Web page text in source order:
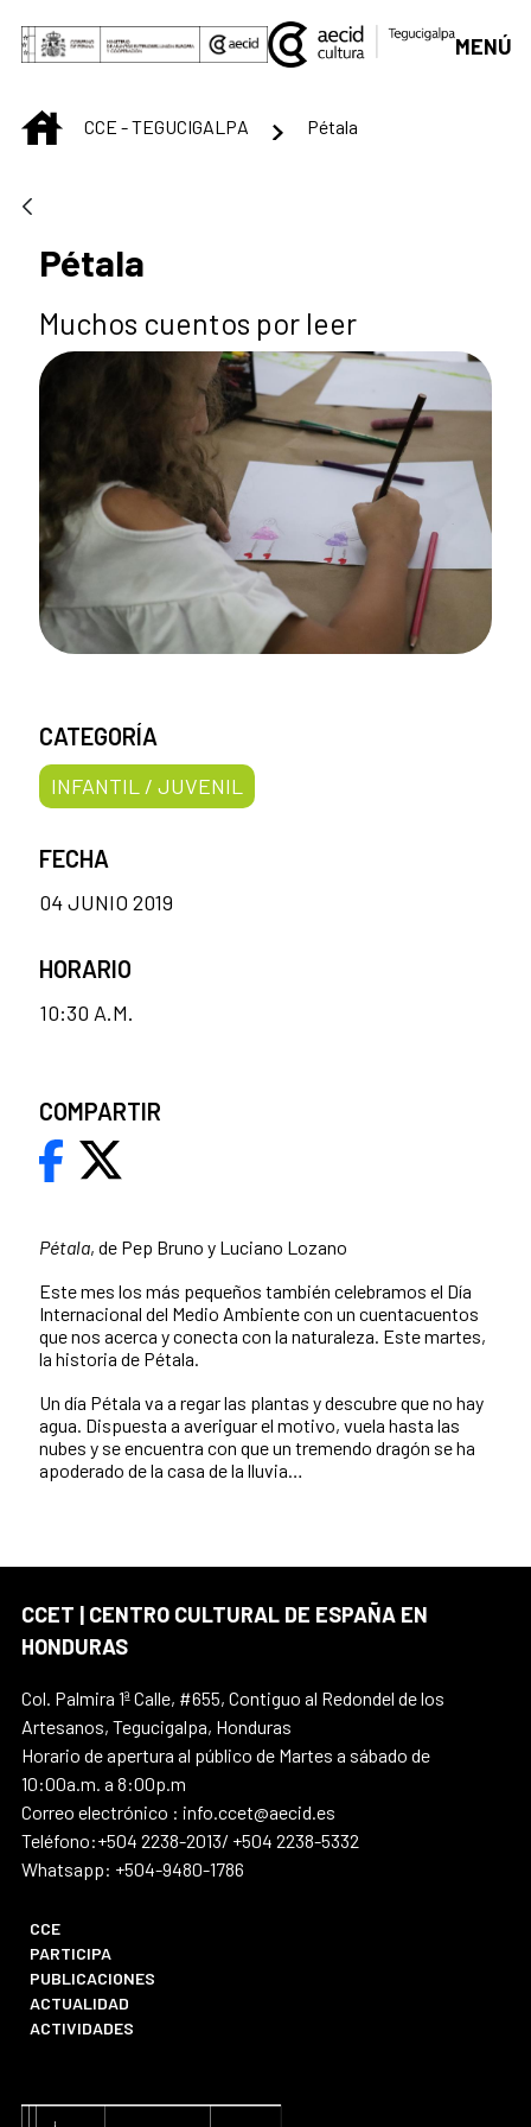
Saltar al contenido principal
MENÚ
INICIOCCE - TEGUCIGALPA Pétala
Pétala
Muchos cuentos por leer
Pétala, de Pep Bruno y Luciano Lozano
Este mes los más pequeños también celebramos el Día
Internacional del Medio Ambiente con un cuentacuentos
que nos acerca y conecta con la naturaleza. Este martes,
la historia de Pétala.
Un día Pétala va a regar las plantas y descubre que no hay
agua. Dispuesta a averiguar el motivo, vuela hasta las
nubes y se encuentra con que un tremendo dragón se ha
apoderado de la casa de la lluvia…
CATEGORÍA
INFANTIL / JUVENIL
FECHA
04 JUNIO 2019
HORARIO
10:30 A.M.
COMPARTIR
CCET | CENTRO CULTURAL DE ESPAÑA EN
HONDURAS
Col. Palmira 1ª Calle, #655, Contiguo al Redondel de los
Artesanos, Tegucigalpa, Honduras
Horario de apertura al público de Martes a sábado de
10:00a.m. a 8:00p.m
Correo electrónico : info.ccet@aecid.es
Teléfono:+504 2238-2013/ +504 2238-5332
Whatsapp: +504-9480-1786
CCE
PARTICIPA
PUBLICACIONES
ACTUALIDAD
ACTIVIDADES